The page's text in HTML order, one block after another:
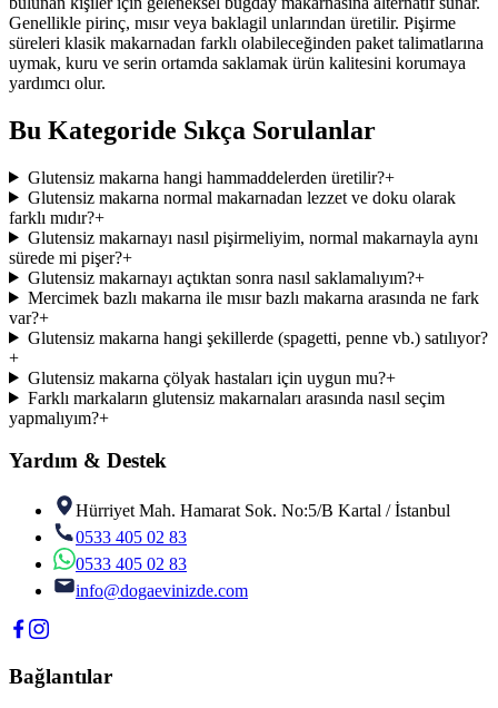
Genellikle pirinç, mısır veya baklagil unlarından üretilir. Pişirme
süreleri klasik makarnadan farklı olabileceğinden paket talimatlarına
uymak, kuru ve serin ortamda saklamak ürün kalitesini korumaya
yardımcı olur.
Bu Kategoride Sıkça Sorulanlar
Glutensiz makarna hangi hammaddelerden üretilir?+
Glutensiz makarna normal makarnadan lezzet ve doku olarak
farklı mıdır?+
Glutensiz makarnayı nasıl pişirmeliyim, normal makarnayla aynı
sürede mi pişer?+
Glutensiz makarnayı açtıktan sonra nasıl saklamalıyım?+
Mercimek bazlı makarna ile mısır bazlı makarna arasında ne fark
var?+
Glutensiz makarna hangi şekillerde (spagetti, penne vb.) satılıyor?
+
Glutensiz makarna çölyak hastaları için uygun mu?+
Farklı markaların glutensiz makarnaları arasında nasıl seçim
yapmalıyım?+
Yardım & Destek
Hürriyet Mah. Hamarat Sok. No:5/B Kartal / İstanbul
0533 405 02 83
0533 405 02 83
info@dogaevinizde.com
Bağlantılar